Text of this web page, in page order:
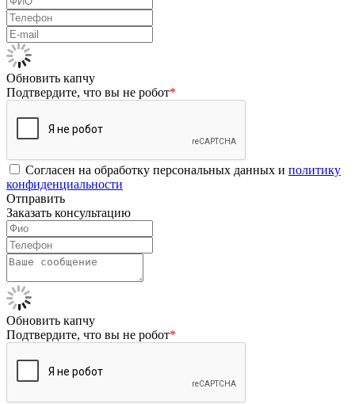
Обновить капчу
Подтвердите, что вы не робот*
Согласен на обработку персональных данных и политику
конфиденциальности
Отправить
Заказать консультацию
Обновить капчу
Подтвердите, что вы не робот*